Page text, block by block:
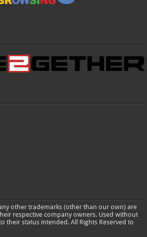
other trademarks (other than our own) are
respective company owners. Used without
their status intended. All Rights Reserved to